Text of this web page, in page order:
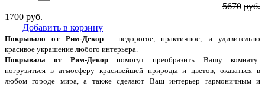
5670 руб.
1700 руб.
Добавить в корзину
Покрывало от Рим-Декор- недорогое, практичное, и удивительно
красивое украшение любого интерьера.
Покрывала от Рим-Декорпомогут преобразить Вашу комнату:
погрузиться в атмосферу красивейшей природы и цветов, оказаться в
любом городе мира, а также сделают Ваш интерьер гармоничным и